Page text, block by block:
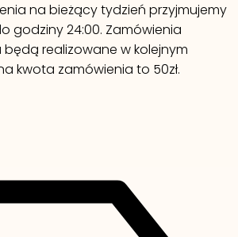
na bieżący tydzień przyjmujemy
godziny 24:00. Zamówienia
będą realizowane w kolejnym
kwota zamówienia to 50zł.